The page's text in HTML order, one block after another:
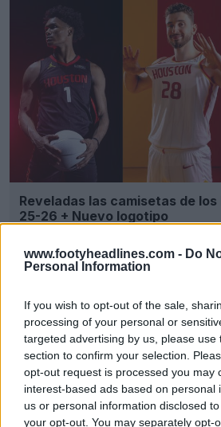
www.footyheadlines.com - Do
Personal Information
If you wish to opt-out of the sale,
processing of your personal or
targeted advertising by us, please use
section to confirm your selection.
opt-out request is processed you may
interest-based ads based on personal
us or personal information disclosed
your opt-out. You may separately opt-
Reveladas las camisetas de
25-26 + Nuevo logotipo